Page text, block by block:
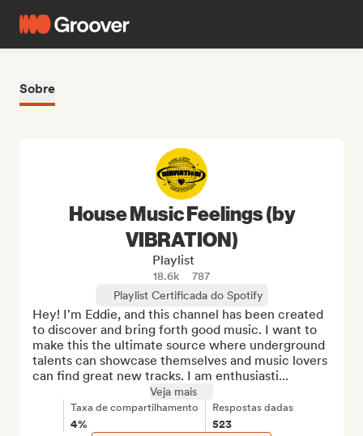
Sobre
House Music Feelings (by
VIBRATION)
Playlist
18.6k
787
Playlist Certificada do Spotify
Hey! I'm Eddie, and this channel has been created
to discover and bring forth good music. I want to
make this the ultimate source where underground
talents can showcase themselves and music lovers
can find great new tracks. I am enthusiasti...
Veja mais
Taxa de compartilhamento
4%
Respostas dadas
523